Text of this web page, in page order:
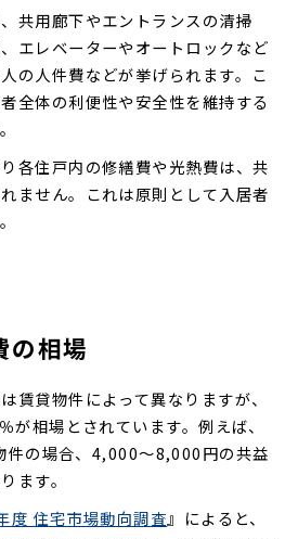
共用廊下やエントランスの清掃
エレベーターやオートロックなど
の人件費などが挙げられます。こ
全体の利便性や安全性を維持する
各住戸内の修繕費や光熱費は、共
ません。これは原則として入居者
の相場
賃貸物件によって異なりますが、
が相場とされています。例えば、
件の場合、4,000〜8,000円の共益
ます。
度 住宅市場動向調査』によると、